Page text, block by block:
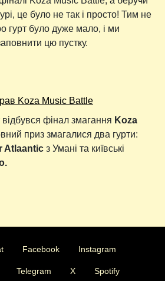
це було не так і просто! Тим не
гурт було дуже мало, і ми
цю пустку.
Koza Music Battle
фінал змагання Koza
приз змагалися два гурти:
Atlaantic з Умані та київські
Facebook Instagram
Telegram X Spotify